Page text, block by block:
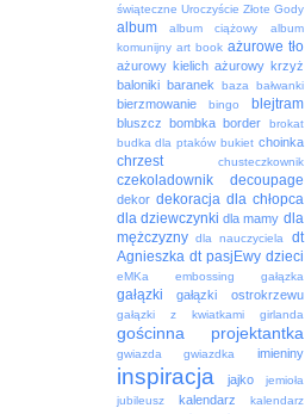
świąteczne Uroczyście Złote Gody
album album ciążowy
album
komunijny art book ażurowe tło
ażurowy kielich ażurowy krzyż
baloniki
baranek baza bałwanki
bierzmowanie bingo blejtram
bluszcz bombka border
brokat
budka dla ptaków bukiet choinka
chrzest chusteczkownik
czekoladownik decoupage
dekor dekoracja dla chłopca
dla dziewczynki dla mamy dla
mężczyzny dla nauczyciela
dt
Agnieszka dt pasjEwy dzieci
eMKa embossing gałązka
gałązki gałązki ostrokrzewu
gałązki z kwiatkami girlanda
gościnna projektantka
gwiazda gwiazdka imieniny
inspiracja jajko
jemioła
jubileusz
kalendarz
kalendarz